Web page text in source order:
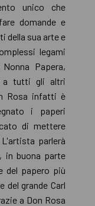
unico che
domande e
della sua arte e
legami
Papera,
a tutti gli altri
Rosa infatti è
i paperi
di mettere
parlerà
in buona parte
del papero più
del grande Carl
a Don Rosa